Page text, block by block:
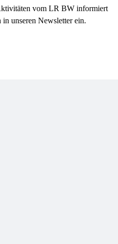
vom LR BW informiert
unseren Newsletter ein.